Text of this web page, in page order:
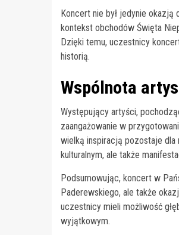
Koncert nie był jedynie
kontekst obchodów Święta
Dzięki temu, uczestnicy
historią.
Wspólnota
Występujący artyści,
zaangażowanie w
wielką inspiracją pozostaje dla
kulturalnym, ale także
Podsumowując, koncert w
Paderewskiego, ale także
uczestnicy mieli możliwość
wyjątkowym.